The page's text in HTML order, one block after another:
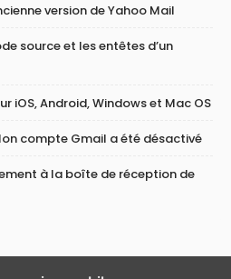
version de Yahoo Mail
source et les entêtes d’un
iOS, Android, Windows et Mac OS
compte Gmail a été désactivé
à la boîte de réception de